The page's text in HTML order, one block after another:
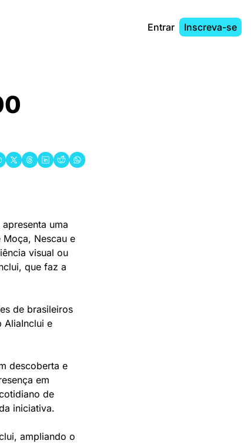
Entrar Inscreva-se
uma
Nescau e
visual ou
que faz a
de brasileiros
AliaInclui e
descoberta e
em
de
iniciativa.
ampliando o